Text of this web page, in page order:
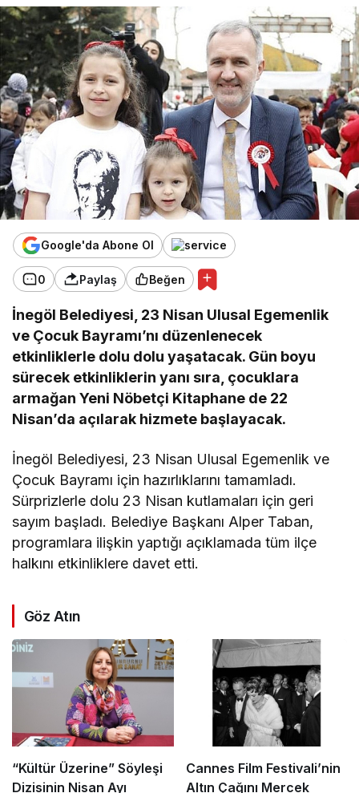
Google'da Abone Ol
0 Paylaş Beğen
İnegöl Belediyesi, 23 Nisan Ulusal Egemenlik
ve Çocuk Bayramı’nı düzenlenecek
etkinliklerle dolu dolu yaşatacak. Gün boyu
sürecek etkinliklerin yanı sıra, çocuklara
armağan Yeni Nöbetçi Kitaphane de 22
Nisan’da açılarak hizmete başlayacak.
İnegöl Belediyesi, 23 Nisan Ulusal Egemenlik ve
Çocuk Bayramı için hazırlıklarını tamamladı.
Sürprizlerle dolu 23 Nisan kutlamaları için geri
sayım başladı. Belediye Başkanı Alper Taban,
programlara ilişkin yaptığı açıklamada tüm ilçe
halkını etkinliklere davet etti.
Göz Atın
“Kültür Üzerine” Söyleşi
Dizisinin Nisan Ayı
Cannes Film Festivali’nin
Altın Çağını Mercek